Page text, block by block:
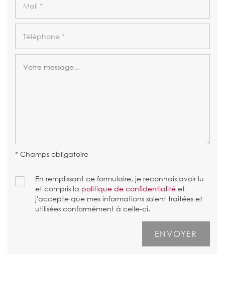
* Champs obligatoire
En remplissant ce formulaire, je reconnais avoir lu
et compris la politique de confidentialité et
j'accepte que mes informations soient traitées et
utilisées conformément à celle-ci.